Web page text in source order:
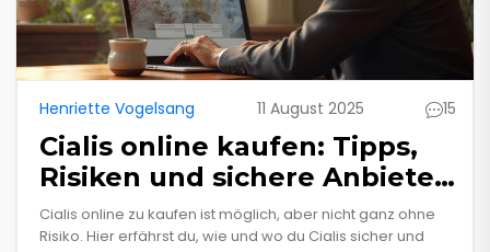
Henriette Vogelsang 11 August 2025 15
Cialis online kaufen: Tipps,
Risiken und sichere Anbieter
im Überblick
Cialis online zu kaufen ist möglich, aber nicht ganz ohne
Risiko. Hier erfährst du, wie und wo du Cialis sicher und